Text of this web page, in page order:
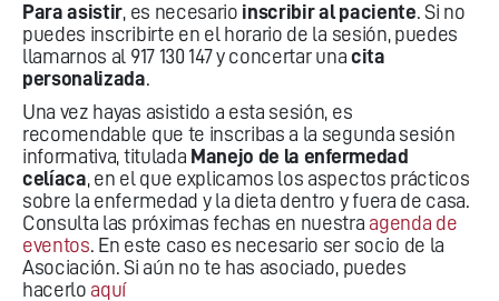
Para asistir, es necesario inscribir al paciente. Si no
puedes inscribirte en el horario de la sesión, puedes
llamarnos al 917 130 147 y concertar una cita
personalizada.
Una vez hayas asistido a esta sesión, es
recomendable que te inscribas a la segunda sesión
informativa, titulada Manejo de la enfermedad
celíaca, en el que explicamos los aspectos prácticos
sobre la enfermedad y la dieta dentro y fuera de casa.
Consulta las próximas fechas en nuestra agenda de
eventos. En este caso es necesario ser socio de la
Asociación. Si aún no te has asociado, puedes
hacerlo aquí